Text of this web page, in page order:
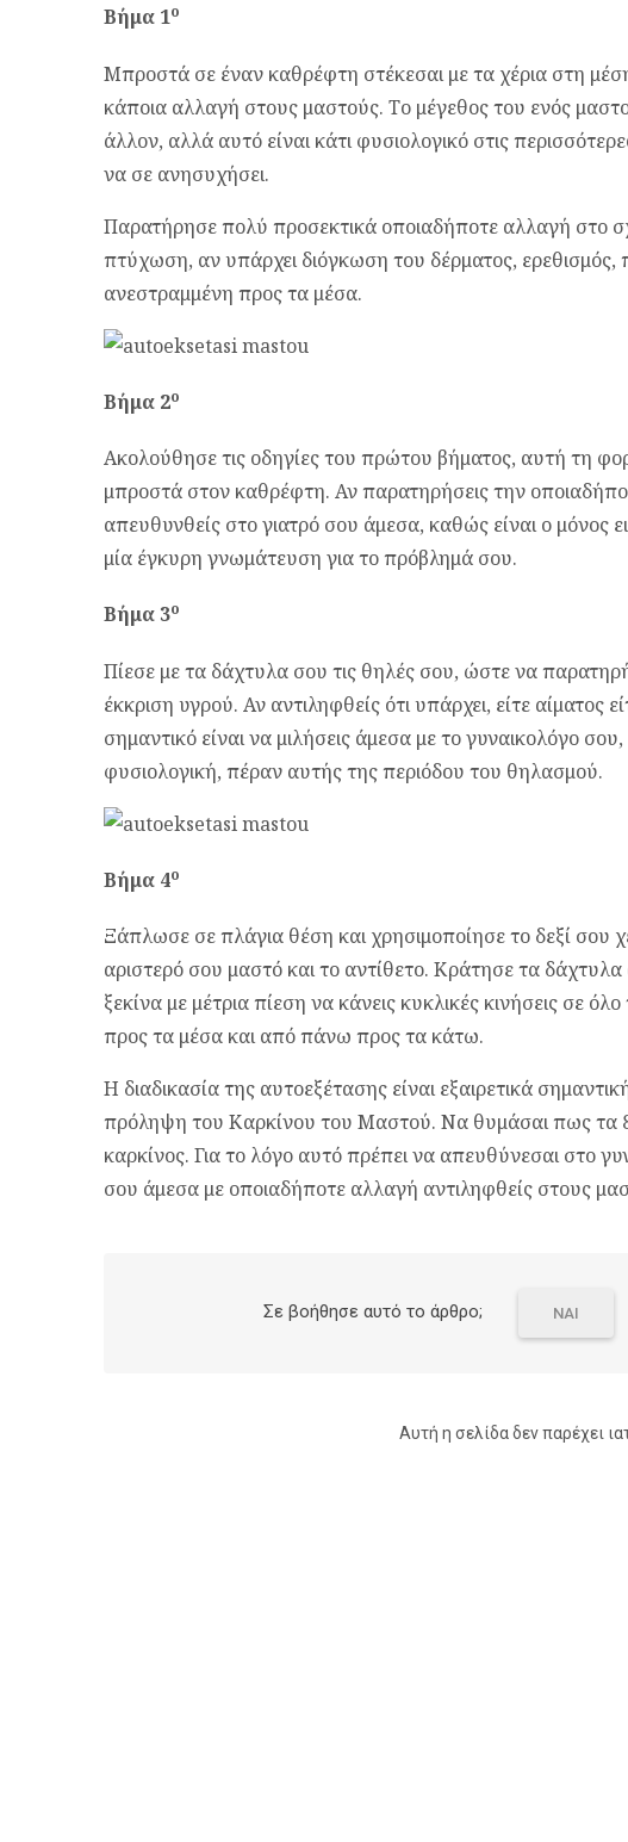
Βήμα 1ο
Μπροστά σε έναν καθρέφτη στέκεσαι με τα χέρια στη
κάποια αλλαγή στους μαστούς. Το μέγεθος του ενός
άλλον, αλλά αυτό είναι κάτι φυσιολογικό στις
να σε ανησυχήσει.
Παρατήρησε πολύ προσεκτικά οποιαδήποτε αλλαγή στο
πτύχωση, αν υπάρχει διόγκωση του δέρματος, ερεθισμός,
ανεστραμμένη προς τα μέσα.
Βήμα 2ο
Ακολούθησε τις οδηγίες του πρώτου βήματος, αυτή τη
μπροστά στον καθρέφτη. Αν παρατηρήσεις την
απευθυνθείς στο γιατρό σου άμεσα, καθώς είναι ο μόνος
μία έγκυρη γνωμάτευση για το πρόβλημά σου.
Βήμα 3ο
Πίεσε με τα δάχτυλα σου τις θηλές σου, ώστε να
έκκριση υγρού. Αν αντιληφθείς ότι υπάρχει, είτε αίματος
σημαντικό είναι να μιλήσεις άμεσα με το γυναικολόγο
φυσιολογική, πέραν αυτής της περιόδου του θηλασμού.
Βήμα 4ο
Ξάπλωσε σε πλάγια θέση και χρησιμοποίησε το δεξί σου
αριστερό σου μαστό και το αντίθετο. Κράτησε τα
ξεκίνα με μέτρια πίεση να κάνεις κυκλικές κινήσεις σε
προς τα μέσα και από πάνω προς τα κάτω.
Η διαδικασία της αυτοεξέτασης είναι εξαιρετικά
πρόληψη του Καρκίνου του Μαστού. Να θυμάσαι πως τα 8
καρκίνος. Για το λόγο αυτό πρέπει να απευθύνεσαι στο
σου άμεσα με οποιαδήποτε αλλαγή αντιληφθείς στους
Σε βοήθησε αυτό το άρθρο; ΝΑΙ
Αυτή η σελίδα δεν παρέχει